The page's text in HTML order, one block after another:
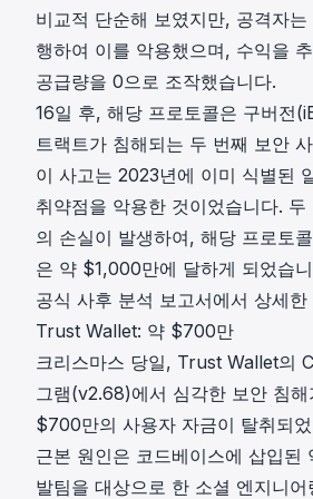
비교적 단순해 보였지만, 공격자는
행하여 이를 악용했으며, 수익을
공급량을 0으로 조작했습니다.
16일 후, 해당 프로토콜은 구버전
트랙트가 침해되는 두 번째 보안
이 사고는 2023년에 이미 식별된
취약점을 악용한 것이었습니다.
의 손실이 발생하여, 해당 프로토
은 약 $1,000만에 달하게 되었습
공식 사후 분석 보고서에서 상세
Trust Wallet: 약 $700만
크리스마스 당일, Trust Wallet의
그램(v2.68)에서 심각한 보안 침
$700만의 사용자 자금이 탈취되
근본 원인은 코드베이스에 삽입된
발팀을 대상으로 한 소셜 엔지니